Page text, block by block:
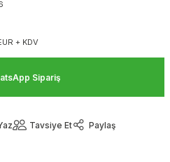
+ KDV
Sipariş
Tavsiye Et
Paylaş